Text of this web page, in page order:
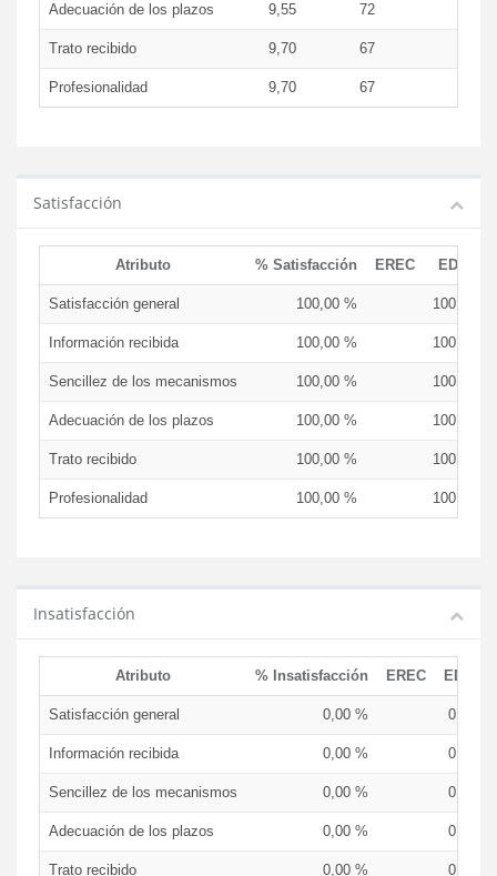
Adecuación de los plazos 9,55 72
Trato recibido 9,70 67
Profesionalidad 9,70 67
Satisfacción
Atributo % Satisfacción EREC EDCEN
Satisfacción general 100,00 % 100,00 %
Información recibida 100,00 % 100,00 %
Sencillez de los mecanismos 100,00 % 100,00 %
Adecuación de los plazos 100,00 % 100,00 %
Trato recibido 100,00 % 100,00 %
Profesionalidad 100,00 % 100,00 %
Insatisfacción
Atributo % Insatisfacción EREC EDCEN
Satisfacción general 0,00 % 0,00 %
Información recibida 0,00 % 0,00 %
Sencillez de los mecanismos 0,00 % 0,00 %
Adecuación de los plazos 0,00 % 0,00 %
Trato recibido 0,00 % 0,00 %